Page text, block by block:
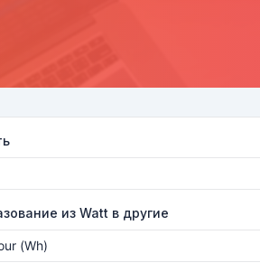
из Watt в другие